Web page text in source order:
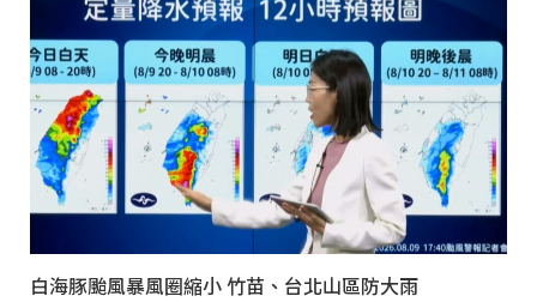
白海豚颱風暴風圈縮小 竹苗、台北山區防大雨